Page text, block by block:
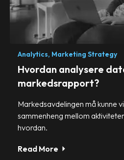
Analytics, Marketing Strategy
Hvordan analysere
markedsrapport?
Markedsavdelingen må kunne
sammenheng mellom
hvordan.
Read More